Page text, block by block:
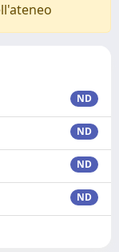
ND
ND
ND
ND